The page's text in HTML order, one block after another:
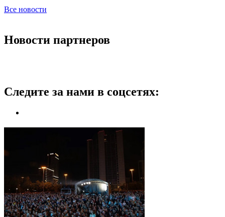
Все новости
Новости партнеров
Следите за нами в соцсетях: